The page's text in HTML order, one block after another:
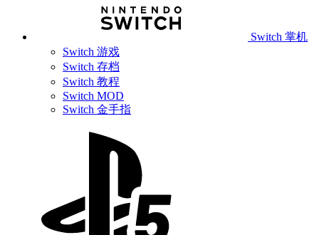
Switch 掌机
Switch 游戏
Switch 存档
Switch 教程
Switch MOD
Switch 金手指